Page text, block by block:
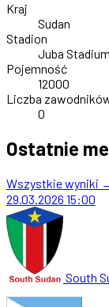
Kraj
Sudan
Stadion
Juba Stadium
Pojemność
12000
Liczba
0
Ostatnie
Wszystkie wyniki
29.03.2026 15:00
South